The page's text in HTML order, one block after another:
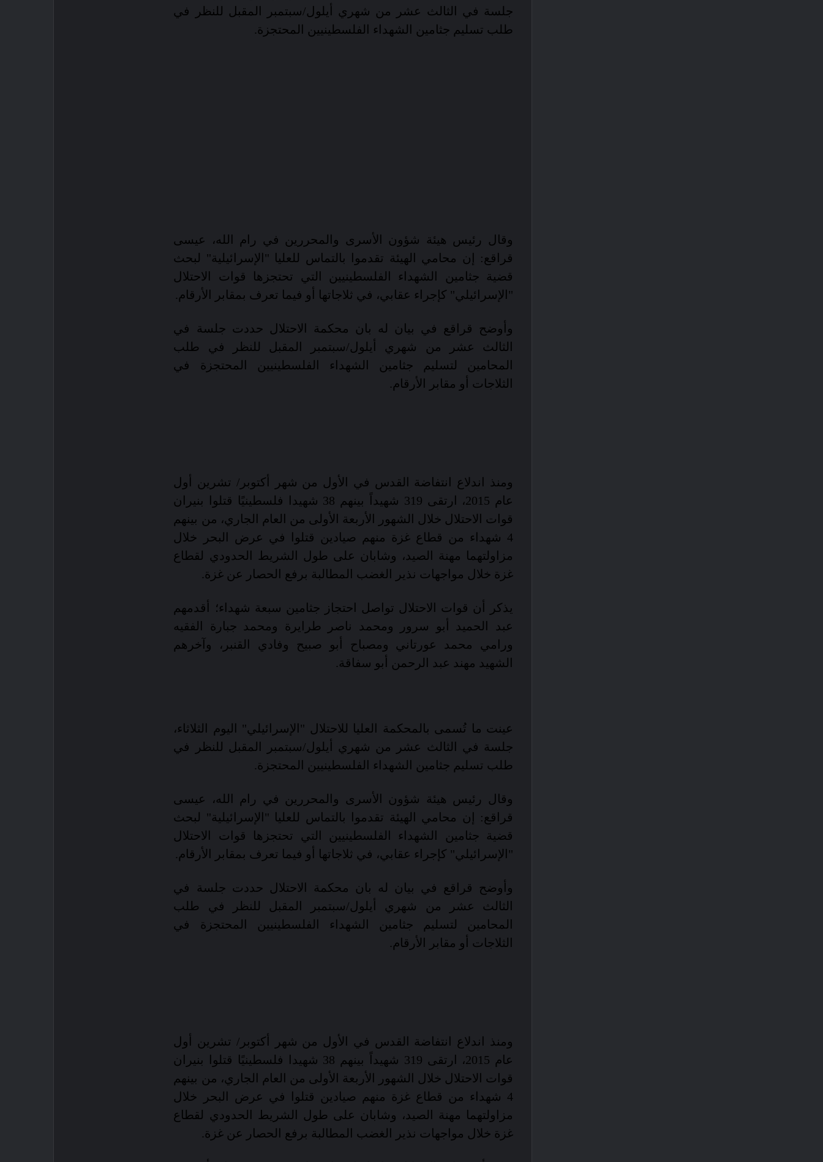
جلسة في الثالث عشر من شهري أيلول/سبتمبر المقبل للنظر في
طلب تسليم جثامين الشهداء الفلسطينيين المحتجزة.
وقال رئيس هيئة شؤون الأسرى والمحررين في رام الله، عيسى
قراقع: إن محامي الهيئة تقدموا بالتماس للعليا "الإسرائيلية" لبحث
قضية جثامين الشهداء الفلسطينيين التي تحتجزها قوات الاحتلال
"الإسرائيلي" كإجراء عقابي، في ثلاجاتها أو فيما تعرف بمقابر الأرقام.
وأوضح قراقع في بيان له بان محكمة الاحتلال حددت جلسة في
الثالث عشر من شهري أيلول/سبتمبر المقبل للنظر في طلب
المحامين لتسليم جثامين الشهداء الفلسطينيين المحتجزة في
الثلاجات أو مقابر الأرقام.
ومنذ اندلاع انتفاضة القدس في الأول من شهر أكتوبر/ تشرين أول
عام 2015، ارتقى 319 شهيداً بينهم 38 شهيدا فلسطينيًا قتلوا بنيران
قوات الاحتلال خلال الشهور الأربعة الأولى من العام الجاري، من بينهم
4 شهداء من قطاع غزة منهم صيادين قتلوا في عرض البحر خلال
مزاولتهما مهنة الصيد، وشابان على طول الشريط الحدودي لقطاع
غزة خلال مواجهات نذير الغضب المطالبة برفع الحصار عن غزة.
يذكر أن قوات الاحتلال تواصل احتجاز جثامين سبعة شهداء؛ أقدمهم
عبد الحميد أبو سرور ومحمد ناصر طرايرة ومحمد جبارة الفقيه
ورامي محمد عورتاني ومصباح أبو صبيح وفادي القنبر، وآخرهم
الشهيد مهند عبد الرحمن أبو سفاقة.
عينت ما تُسمى بالمحكمة العليا للاحتلال "الإسرائيلي" اليوم الثلاثاء،
جلسة في الثالث عشر من شهري أيلول/سبتمبر المقبل للنظر في
طلب تسليم جثامين الشهداء الفلسطينيين المحتجزة.
وقال رئيس هيئة شؤون الأسرى والمحررين في رام الله، عيسى
قراقع: إن محامي الهيئة تقدموا بالتماس للعليا "الإسرائيلية" لبحث
قضية جثامين الشهداء الفلسطينيين التي تحتجزها قوات الاحتلال
"الإسرائيلي" كإجراء عقابي، في ثلاجاتها أو فيما تعرف بمقابر الأرقام.
وأوضح قراقع في بيان له بان محكمة الاحتلال حددت جلسة في
الثالث عشر من شهري أيلول/سبتمبر المقبل للنظر في طلب
المحامين لتسليم جثامين الشهداء الفلسطينيين المحتجزة في
الثلاجات أو مقابر الأرقام.
ومنذ اندلاع انتفاضة القدس في الأول من شهر أكتوبر/ تشرين أول
عام 2015، ارتقى 319 شهيداً بينهم 38 شهيدا فلسطينيًا قتلوا بنيران
قوات الاحتلال خلال الشهور الأربعة الأولى من العام الجاري، من بينهم
4 شهداء من قطاع غزة منهم صيادين قتلوا في عرض البحر خلال
مزاولتهما مهنة الصيد، وشابان على طول الشريط الحدودي لقطاع
غزة خلال مواجهات نذير الغضب المطالبة برفع الحصار عن غزة.